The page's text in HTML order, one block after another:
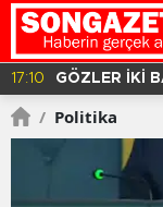
DEVRİLDİ! 3 ÖLÜ 30
/ Politika